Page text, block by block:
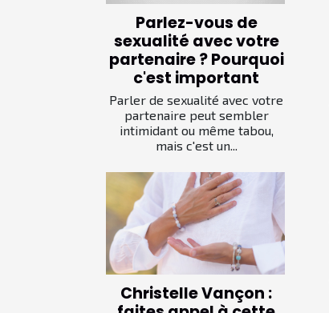
Parlez-vous de
sexualité avec votre
partenaire ? Pourquoi
c'est important
Parler de sexualité avec votre
partenaire peut sembler
intimidant ou même tabou,
mais c'est un...
Christelle Vançon :